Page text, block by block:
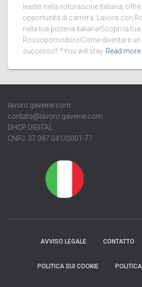
leader nella ristorazione italiana,
opportunità di carriera. Lavora con
nella tua pizzeria italiana!Scopri la
Rossopomodoro!Come diventare
successo? *You will stay Read more…
lavoro.gaveine.com
contato@lavoro.gaveine.com
DHCP DIGITAL
CNPJ: 37.087.041/0001-77
AVVISO LEGALE CONTATTO
POLITICA SUI COOKIE